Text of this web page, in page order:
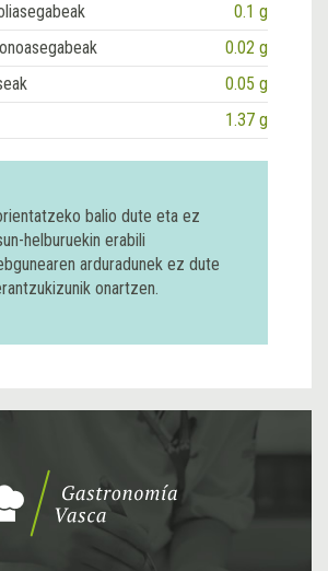
0.1 g
0.02 g
0.05 g
1.37 g
balio dute eta ez
helburuekin erabili
arduradunek ez dute
onartzen.